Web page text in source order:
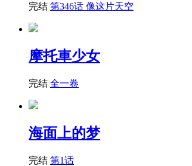
完结 第346话 像这片天空
摩托車少女
完结 全一卷
海面上的梦
完结 第1话